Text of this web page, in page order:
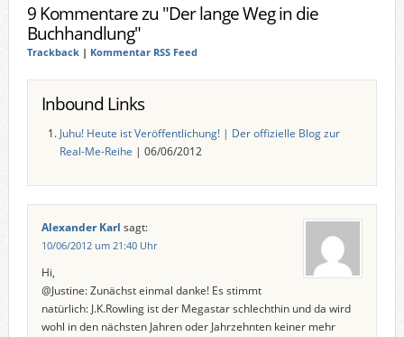
9 Kommentare zu "Der lange Weg in die
Buchhandlung"
Trackback| Kommentar RSS Feed
Inbound Links
Juhu! Heute ist Veröffentlichung! | Der offizielle Blog zur
Real-Me-Reihe | 06/06/2012
Alexander Karl sagt:
10/06/2012 um 21:40 Uhr
Hi,
@Justine: Zunächst einmal danke! Es stimmt
natürlich: J.K.Rowling ist der Megastar schlechthin und da wird
wohl in den nächsten Jahren oder Jahrzehnten keiner mehr